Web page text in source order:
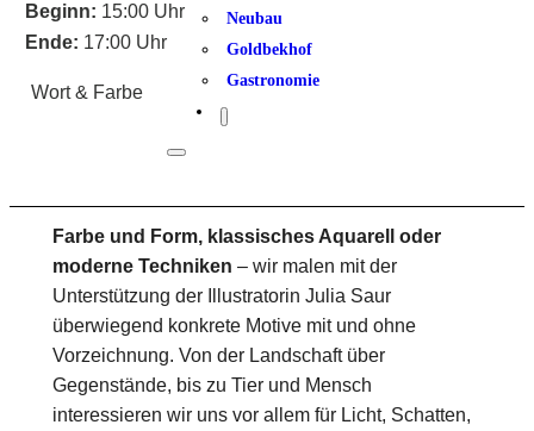
Neubau
Goldbekhof
Gastronomie
Beginn: 15:00 Uhr
Ende: 17:00 Uhr
Wort & Farbe
Farbe und Form, klassisches Aquarell oder
moderne Techniken – wir malen mit der
Unterstützung der Illustratorin Julia Saur
überwiegend konkrete Motive mit und ohne
Vorzeichnung. Von der Landschaft über
Gegenstände, bis zu Tier und Mensch
interessieren wir uns vor allem für Licht, Schatten,